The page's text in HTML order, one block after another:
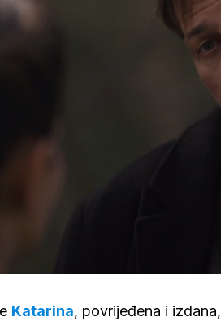
Katarina, povrijeđena i